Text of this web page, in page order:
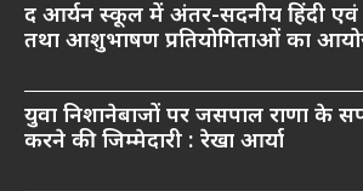
द आर्यन स्कूल में अंतर-सदनीय हिंदी एवं
तथा आशुभाषण प्रतियोगिताओं का
युवा निशानेबाजों पर जसपाल राणा के
करने की जिम्मेदारी : रेखा आर्या